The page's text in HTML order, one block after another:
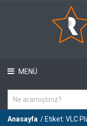
MENÜ
Anasayfa / Etiket: VLC